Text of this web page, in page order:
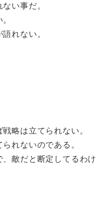
い事だ。
れない。
略は立てられない。
れないのである。
敵だと断定してるわけ